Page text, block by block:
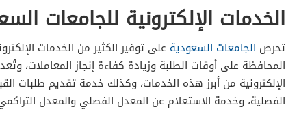
الخدمات الإلكترونية للجامعات
تحرص الجامعات السعودية على توفير الكثير من الخدمات
المحافظة على أوقات الطلبة وزيادة كفاءة إنجاز المعاملات،
الإلكترونية من أبرز هذه الخدمات، وكذلك خدمة تقديم طلبات
الفصلية، وخدمة الاستعلام عن المعدل الفصلي والمعدل